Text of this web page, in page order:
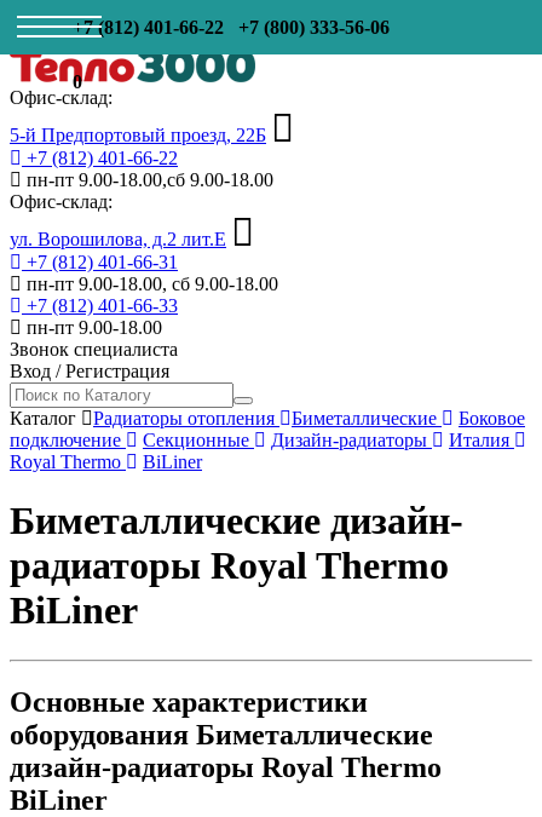
+7 (812) 401-66-22 +7 (800) 333-56-06
0
Офис-склад:
5-й Предпортовый проезд, 22Б
+7 (812) 401-66-22
пн-пт 9.00-18.00,сб 9.00-18.00
Офис-склад:
ул. Ворошилова, д.2 лит.Е
+7 (812) 401-66-31
пн-пт 9.00-18.00, сб 9.00-18.00
+7 (812) 401-66-33
пн-пт 9.00-18.00
Звонок специалиста
Вход /Регистрация
Каталог Радиаторы отопления Биметаллические
Боковое
подключение
Секционные Дизайн-радиаторы
Италия
Royal Thermo
BiLiner
Биметаллические дизайн-
радиаторы Royal Thermo
BiLiner
Основные характеристики
оборудования Биметаллические
дизайн-радиаторы Royal Thermo
BiLiner